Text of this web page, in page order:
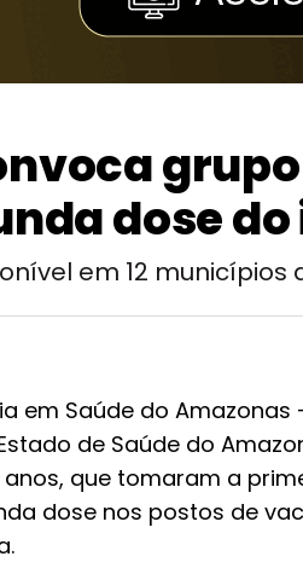
grupo
dose
em 12 municípios
em Saúde do Amazonas
de Saúde do
anos, que tomaram a
dose nos postos de